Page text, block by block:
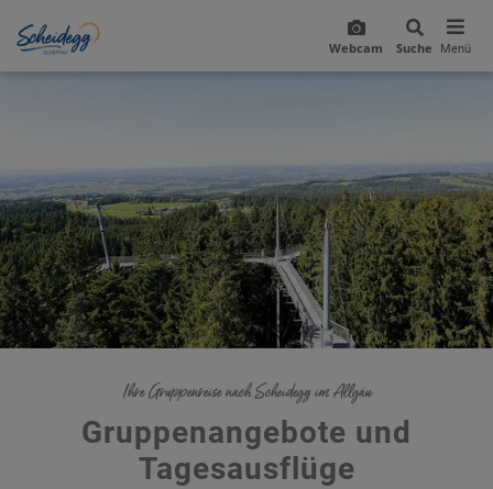
Webcam Suche Menü
Ihre Gruppenreise nach Scheidegg im Allgäu
Gruppenangebote und
Tagesausflüge